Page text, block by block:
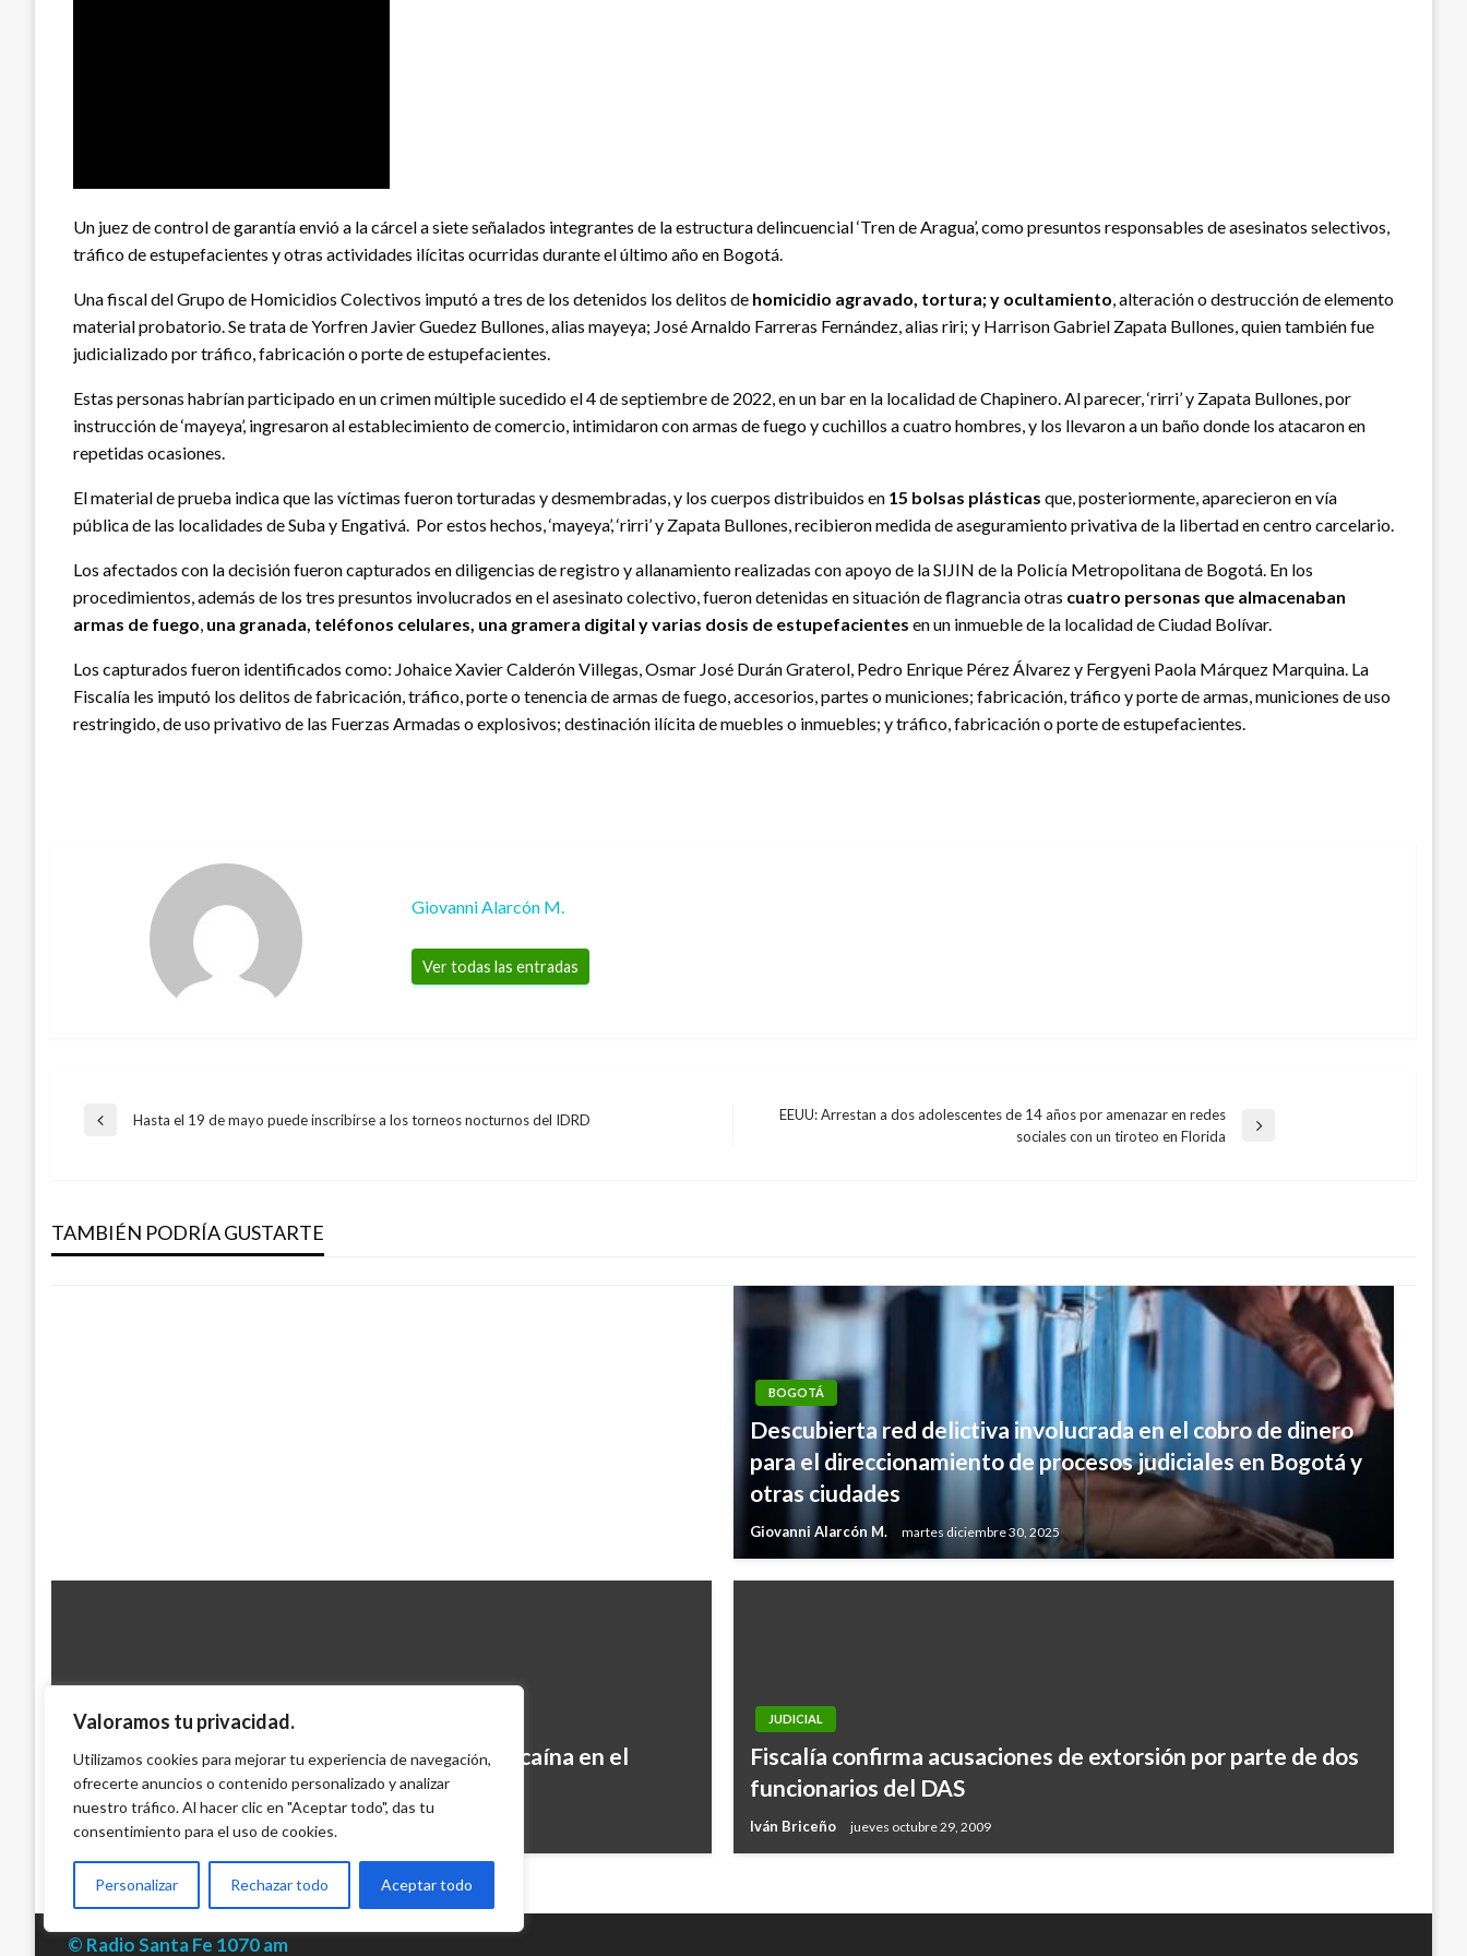
Valoramos tu privacidad.
Utilizamos cookies para mejorar tu experiencia de navegación,
ofrecerte anuncios o contenido personalizado y analizar
nuestro tráfico. Al hacer clic en "Aceptar todo", das tu
consentimiento para el uso de cookies.
Personalizar Rechazar todo Aceptar todo
Un juez de control de garantía envió a la cárcel a siete señalados integrantes de la estructura delincuencial ‘Tren de Aragua’, como presuntos responsables de asesinatos selectivos,
tráfico de estupefacientes y otras actividades ilícitas ocurridas durante el último año en Bogotá.
Una fiscal del Grupo de Homicidios Colectivos imputó a tres de los detenidos los delitos de homicidio agravado, tortura; y ocultamiento, alteración o destrucción de elemento
material probatorio. Se trata de Yorfren Javier Guedez Bullones, alias mayeya; José Arnaldo Farreras Fernández, alias riri; y Harrison Gabriel Zapata Bullones, quien también fue
judicializado por tráfico, fabricación o porte de estupefacientes.
Estas personas habrían participado en un crimen múltiple sucedido el 4 de septiembre de 2022, en un bar en la localidad de Chapinero. Al parecer, ‘rirri’ y Zapata Bullones, por
instrucción de ‘mayeya’, ingresaron al establecimiento de comercio, intimidaron con armas de fuego y cuchillos a cuatro hombres, y los llevaron a un baño donde los atacaron en
repetidas ocasiones.
El material de prueba indica que las víctimas fueron torturadas y desmembradas, y los cuerpos distribuidos en 15 bolsas plásticas que, posteriormente, aparecieron en vía
pública de las localidades de Suba y Engativá. Por estos hechos, ‘mayeya’, ‘rirri’ y Zapata Bullones, recibieron medida de aseguramiento privativa de la libertad en centro carcelario.
Los afectados con la decisión fueron capturados en diligencias de registro y allanamiento realizadas con apoyo de la SIJIN de la Policía Metropolitana de Bogotá. En los
procedimientos, además de los tres presuntos involucrados en el asesinato colectivo, fueron detenidas en situación de flagrancia otras cuatro personas que almacenaban
armas de fuego, una granada, teléfonos celulares, una gramera digital y varias dosis de estupefacientes en un inmueble de la localidad de Ciudad Bolívar.
Los capturados fueron identificados como: Johaice Xavier Calderón Villegas, Osmar José Durán Graterol, Pedro Enrique Pérez Álvarez y Fergyeni Paola Márquez Marquina. La
Fiscalía les imputó los delitos de fabricación, tráfico, porte o tenencia de armas de fuego, accesorios, partes o municiones; fabricación, tráfico y porte de armas, municiones de uso
restringido, de uso privativo de las Fuerzas Armadas o explosivos; destinación ilícita de muebles o inmuebles; y tráfico, fabricación o porte de estupefacientes.
Giovanni Alarcón M.
Ver todas las entradas
Navegación
entradas
Entrada
Hasta el 19 de mayo puede inscribirse a los torneos nocturnos del IDRD
EEUU: Arrestan a dos adolescentes de 14 años por amenazar en redes
sociales con un tiroteo en Florida
TAMBIÉN PODRÍA GUSTARTE
ganado en Cesar
Manuel Reyes Beltran viernes julio 27, 2018
BOGOTÁ
Descubierta red delictiva involucrada en el cobro de dinero
para el direccionamiento de procesos judiciales en Bogotá y
otras ciudades
Giovanni Alarcón M. martes diciembre 30, 2025
JUDICIAL
Policía incautó más de media tonelada de cocaína en el
Chocó
Ariel Cabrera sábado enero 19, 2019
JUDICIAL
Fiscalía confirma acusaciones de extorsión por parte de dos
funcionarios del DAS
Iván Briceño jueves octubre 29, 2009
© Radio Santa Fe 1070 am